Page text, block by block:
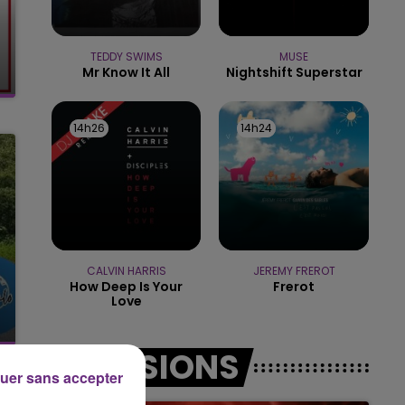
11h00 - 16h00
LE WEEK-END CHAMPAGNE FM
TEDDY SWIMS
Mr Know It All
MUSE
Nightshift Superstar
14h26
14h26
CALVIN HARRIS
How Deep Is Your
Love
14h24
14h24
JEREMY FREROT
Frerot
EMISSIONS
sans accepter